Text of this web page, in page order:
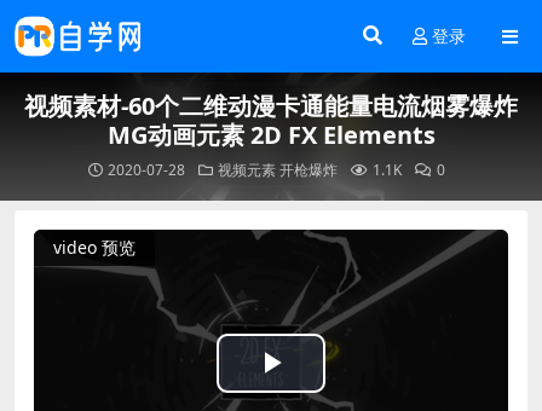
登录
视频素材-60个二维动漫卡通能量电流烟雾爆炸
MG动画元素 2D FX Elements
2020-07-28 视频元素 开枪爆炸 1.1K 0
video 预览
Play